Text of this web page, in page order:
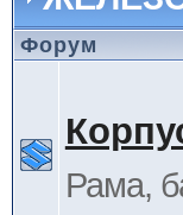
Форум
Рама,